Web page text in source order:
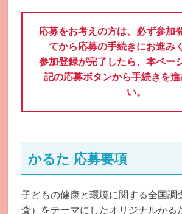
応募をお考えの方は、必ず参加
てから応募の手続きにお進み
参加登録が完了したら、本ペー
記の応募ボタンから手続きを
い。
かるた 応募要項
子どもの健康と環境に関する全国調
査）をテーマにしたオリジナルかる